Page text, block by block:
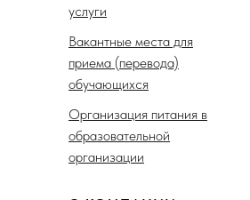
услуги
Вакантные места для
приема (перевода)
обучающихся
Организация питания в
образовательной
организации